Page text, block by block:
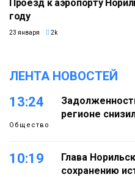
Проезд к аэропорту
году
23 января 2k
ЛЕНТА НОВОСТЕЙ
13:24
Общество
регионе
10:19
Глава
сохранению